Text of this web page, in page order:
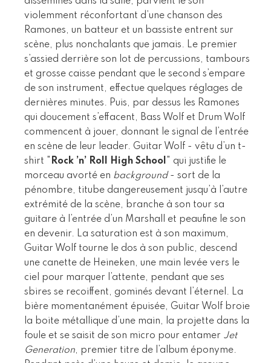
violemment réconfortant d’une chanson des
Ramones, un batteur et un bassiste entrent sur
scène, plus nonchalants que jamais. Le premier
s’assied derrière son lot de percussions, tambours
et grosse caisse pendant que le second s’empare
de son instrument, effectue quelques réglages de
dernières minutes. Puis, par dessus les Ramones
qui doucement s’effacent, Bass Wolf et Drum Wolf
commencent à jouer, donnant le signal de l’entrée
en scène de leur leader. Guitar Wolf - vêtu d’un t-
shirt "
Rock ’n’ Roll High School
" qui justifie le
morceau avorté en background- sort de la
pénombre, titube dangereusement jusqu’à l’autre
extrémité de la scène, branche à son tour sa
guitare à l’entrée d’un Marshall et peaufine le son
en devenir. La saturation est à son maximum,
Guitar Wolf tourne le dos à son public, descend
une canette de Heineken, une main levée vers le
ciel pour marquer l’attente, pendant que ses
sbires se recoiffent, gominés devant l’éternel. La
bière momentanément épuisée, Guitar Wolf broie
la boite métallique d’une main, la projette dans la
foule et se saisit de son micro pour entamer Jet
Generation, premier titre de l’album éponyme.